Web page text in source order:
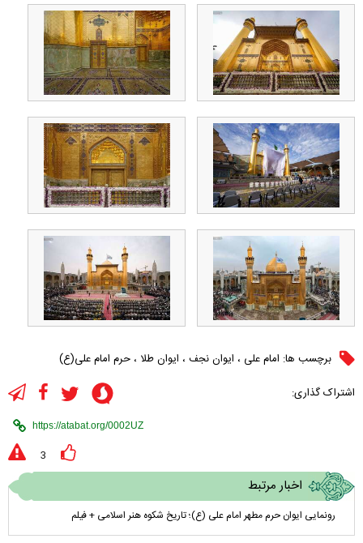
برچسب ها: امام علی ، ایوان نجف ، ایوان طلا ، حرم امام علی(ع)
اشتراک گذاری:
3
اخبار مرتبط
رونمایی ایوان حرم مطهر امام علی (ع)؛ تاریخ شکوه هنر اسلامی + فیلم